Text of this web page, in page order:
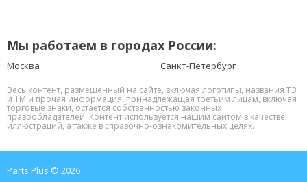
Мы работаем в городах России:
Москва Санкт-Петербург
Весь контент, размещенный на сайте, включая логотипы, названия ТЗ
и ТМ и прочая информация, принадлежащая третьим лицам, включая
торговые знаки, остается собственностью законных
правообладателей. Контент используется нашим сайтом в качестве
иллюстраций, а также в справочно-ознакомительных целях.
Parts Plus © 2026